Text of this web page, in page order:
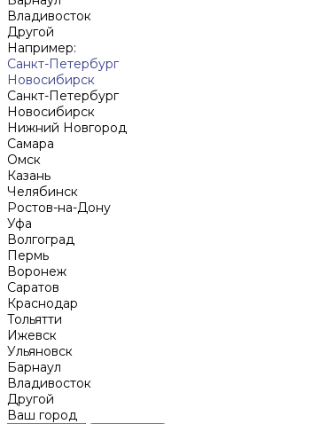
Владивосток
Другой
Например:
Санкт-Петербург
Новосибирск
Санкт-Петербург
Новосибирск
Нижний Новгород
Cамара
Омск
Казань
Челябинск
Ростов-на-Дону
Уфа
Волгоград
Пермь
Воронеж
Саратов
Краснодар
Тольятти
Ижевск
Ульяновск
Барнаул
Владивосток
Другой
Ваш город